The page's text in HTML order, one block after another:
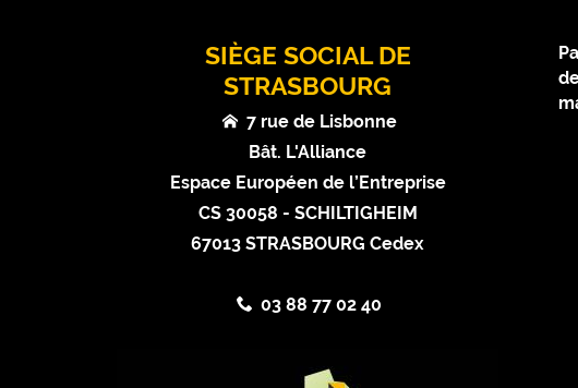
SIÈGE SOCIAL DE
STRASBOURG
7 rue de Lisbonne
Bât. L'Alliance
Espace Européen de l’Entreprise
CS 30058 - SCHILTIGHEIM
67013 STRASBOURG Cedex
03 88 77 02 40